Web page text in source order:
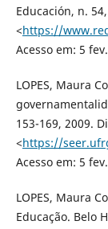
Educación, n.
<https://
Acesso em: 5
LOPES, Maura
153-169, 2009.
<https://
Acesso em: 5
LOPES, Maura
Educação. Belo